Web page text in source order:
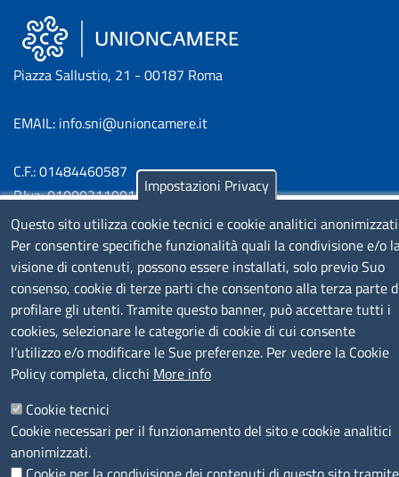
Piazza Sallustio, 21 - 00187 Roma
EMAIL: info.sni@unioncamere.it
C.F.: 01484460587
P.Iva: 01000211001
SERVIZIO REALIZZATO DA
Impostazioni Privacy
Questo sito utilizza cookie tecnici e cookie analitici
Per consentire specifiche funzionalità quali la condivisione e/o
visione di contenuti, possono essere installati, solo previo Suo
consenso, cookie di terze parti che consentono alla terza parte
profilare gli utenti. Tramite questo banner, può accettare tutti i
cookies, selezionare le categorie di cookie di cui consente
l’utilizzo e/o modificare le Sue preferenze. Per vedere la Cookie
Policy completa, clicchi More info
Cookie tecnici
Cookie necessari per il funzionamento del sito e cookie analitici
anonimizzati.